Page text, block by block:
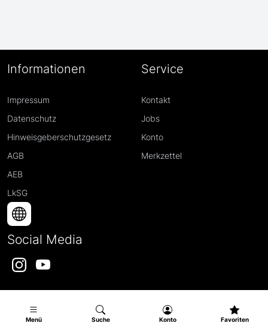
Menü Suche Konto Favoriten
Informationen
Impressum
Datenschutz
Hinweisgeberschutzgesetz
AGB
AEB
LkSG
Service
Kontakt
Jobs
Konto
Merkzettel
Social Media
InstagramYouTube